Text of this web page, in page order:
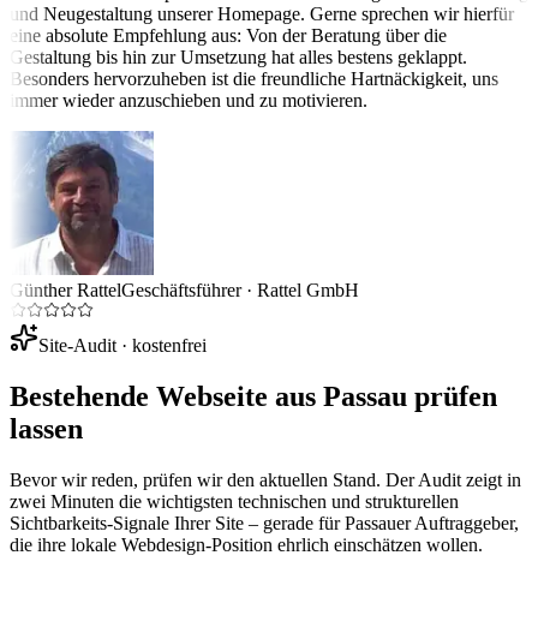
und Neugestaltung unserer Homepage. Gerne sprechen wir hierfür
eine absolute Empfehlung aus: Von der Beratung über die
Gestaltung bis hin zur Umsetzung hat alles bestens geklappt.
Besonders hervorzuheben ist die freundliche Hartnäckigkeit, uns
immer wieder anzuschieben und zu motivieren.
Günther RattelGeschäftsführer· Rattel GmbH
Site-Audit · kostenfrei
Bestehende Webseite aus Passau prüfen
lassen
Bevor wir reden, prüfen wir den aktuellen Stand. Der Audit zeigt in
zwei Minuten die wichtigsten technischen und strukturellen
Sichtbarkeits-Signale Ihrer Site – gerade für Passauer Auftraggeber,
die ihre lokale Webdesign-Position ehrlich einschätzen wollen.